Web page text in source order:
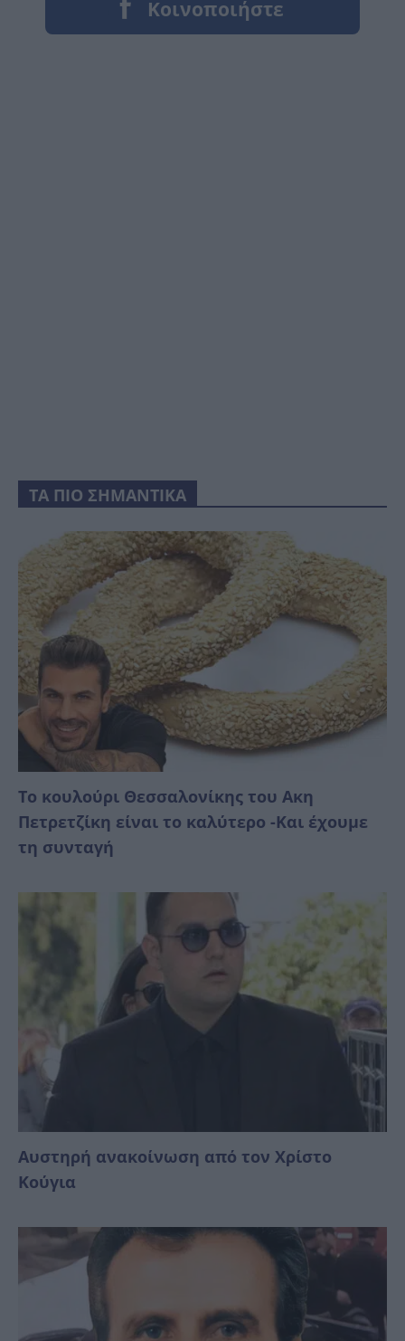
ΤΑ ΠΙΟ ΣΗΜΑΝΤΙΚΑ
Το κουλούρι Θεσσαλονίκης του Ακη
Πετρετζίκη είναι το καλύτερο -Και έχουμε
τη συνταγή
Αυστηρή ανακοίνωση από τον Χρίστο
Κούγια